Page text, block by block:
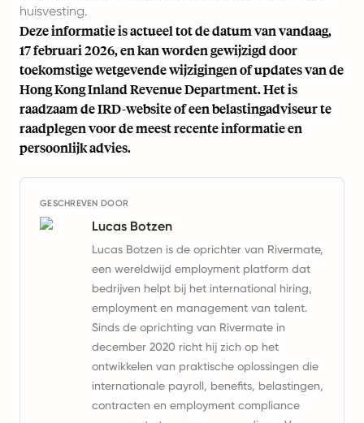
huisvesting.
Deze informatie is actueel tot de datum van vandaag,
17 februari 2026, en kan worden gewijzigd door
toekomstige wetgevende wijzigingen of updates van de
Hong Kong Inland Revenue Department. Het is
raadzaam de IRD-website of een belastingadviseur te
raadplegen voor de meest recente informatie en
persoonlijk advies.
GESCHREVEN DOOR
Lucas Botzen
Lucas Botzen is de oprichter van Rivermate,
een wereldwijd employment platform dat
bedrijven helpt bij het international hiring,
employment en management van talent.
Sinds de oprichting van Rivermate in
december 2020 richt hij zich op het
ontwikkelen van praktische oplossingen die
internationale payroll, benefits, belastingen,
contracten en employment compliance